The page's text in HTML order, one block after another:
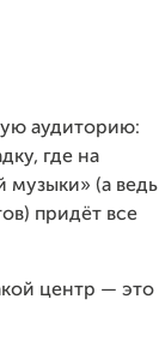
аудиторию:
где на
(а ведь
придёт все
центр — это